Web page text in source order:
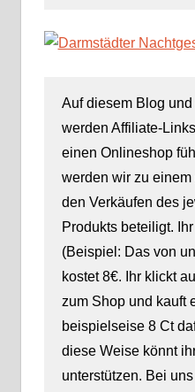
Auf diesem Blog und
werden Affiliate-
einen Onlineshop
werden wir zu
den Verkäufen des
Produkts beteiligt.
(Beispiel: Das von
kostet 8€. Ihr klickt
zum Shop und kauft
beispielseise 8 Ct
diese Weise könnt
unterstützen. Bei